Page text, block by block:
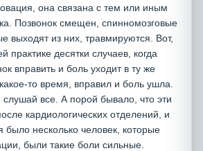
она связана с тем или иным
Позвонок смещен, спинномозговые
выходят из них, травмируются. Вот,
практике десятки случаев, когда
вправить и боль уходит в ту же
то время, вправил и боль ушла.
слушай все. А порой бывало, что эти
кардиологических отделений, и
было несколько человек, которые
были такие боли сильные.